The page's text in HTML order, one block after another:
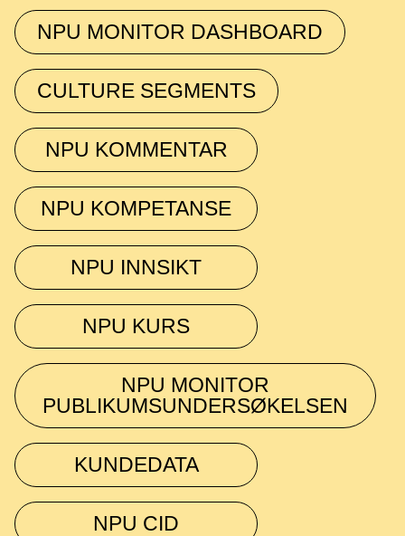
NPU MONITOR DASHBOARD
CULTURE SEGMENTS
NPU KOMMENTAR
NPU KOMPETANSE
NPU INNSIKT
NPU KURS
NPU MONITOR
PUBLIKUMSUNDERSØKELSEN
KUNDEDATA
NPU CID